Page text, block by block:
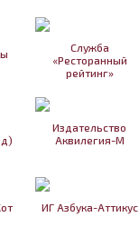
Служба
«Ресторанный
рейтинг»
Издательство
Аквилегия-М
ИГ Азбука-Аттикус